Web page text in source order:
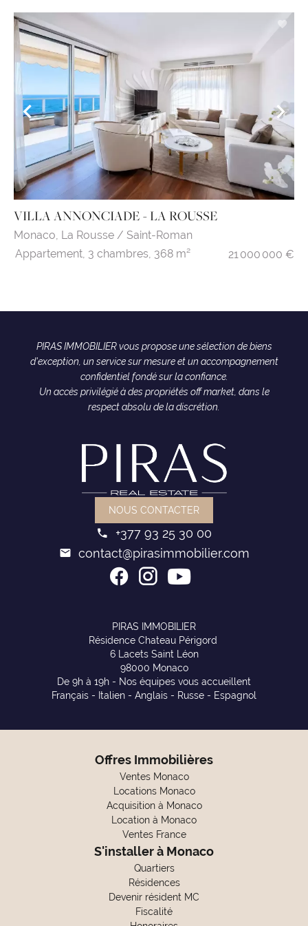
VILLA ANNONCIADE - LA ROUSSE
Monaco, La Rousse / Saint-Roman
Appartement, 3 chambres, 368 m² 21 000 000 €
PIRAS IMMOBILIER vous propose une sélection de biens
d'exception, un service sur mesure et un accompagnement
confidentiel fondé sur la confiance.
Un accès privilégié à des propriétés off market, dans le
respect absolu de la discrétion.
NOUS CONTACTER
+377 93 25 30 00
contact@pirasimmobilier.com
PIRAS IMMOBILIER
Résidence Chateau Périgord
6 Lacets Saint Léon
98000 Monaco
De 9h à 19h - Nos équipes vous accueillent
Français - Italien - Anglais - Russe - Espagnol
Offres Immobilières
Ventes Monaco
Locations Monaco
Acquisition à Monaco
Location à Monaco
Ventes France
S'installer à Monaco
Quartiers
Résidences
Devenir résident MC
Fiscalité